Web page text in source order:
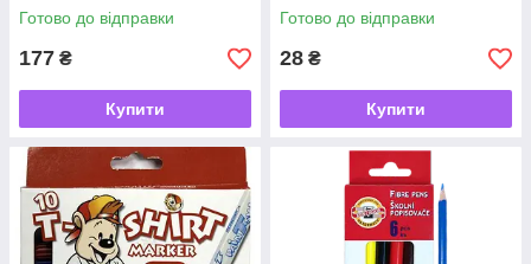
Готово до відправки
177 ₴
Купити
Готово до відправки
28 ₴
Купити